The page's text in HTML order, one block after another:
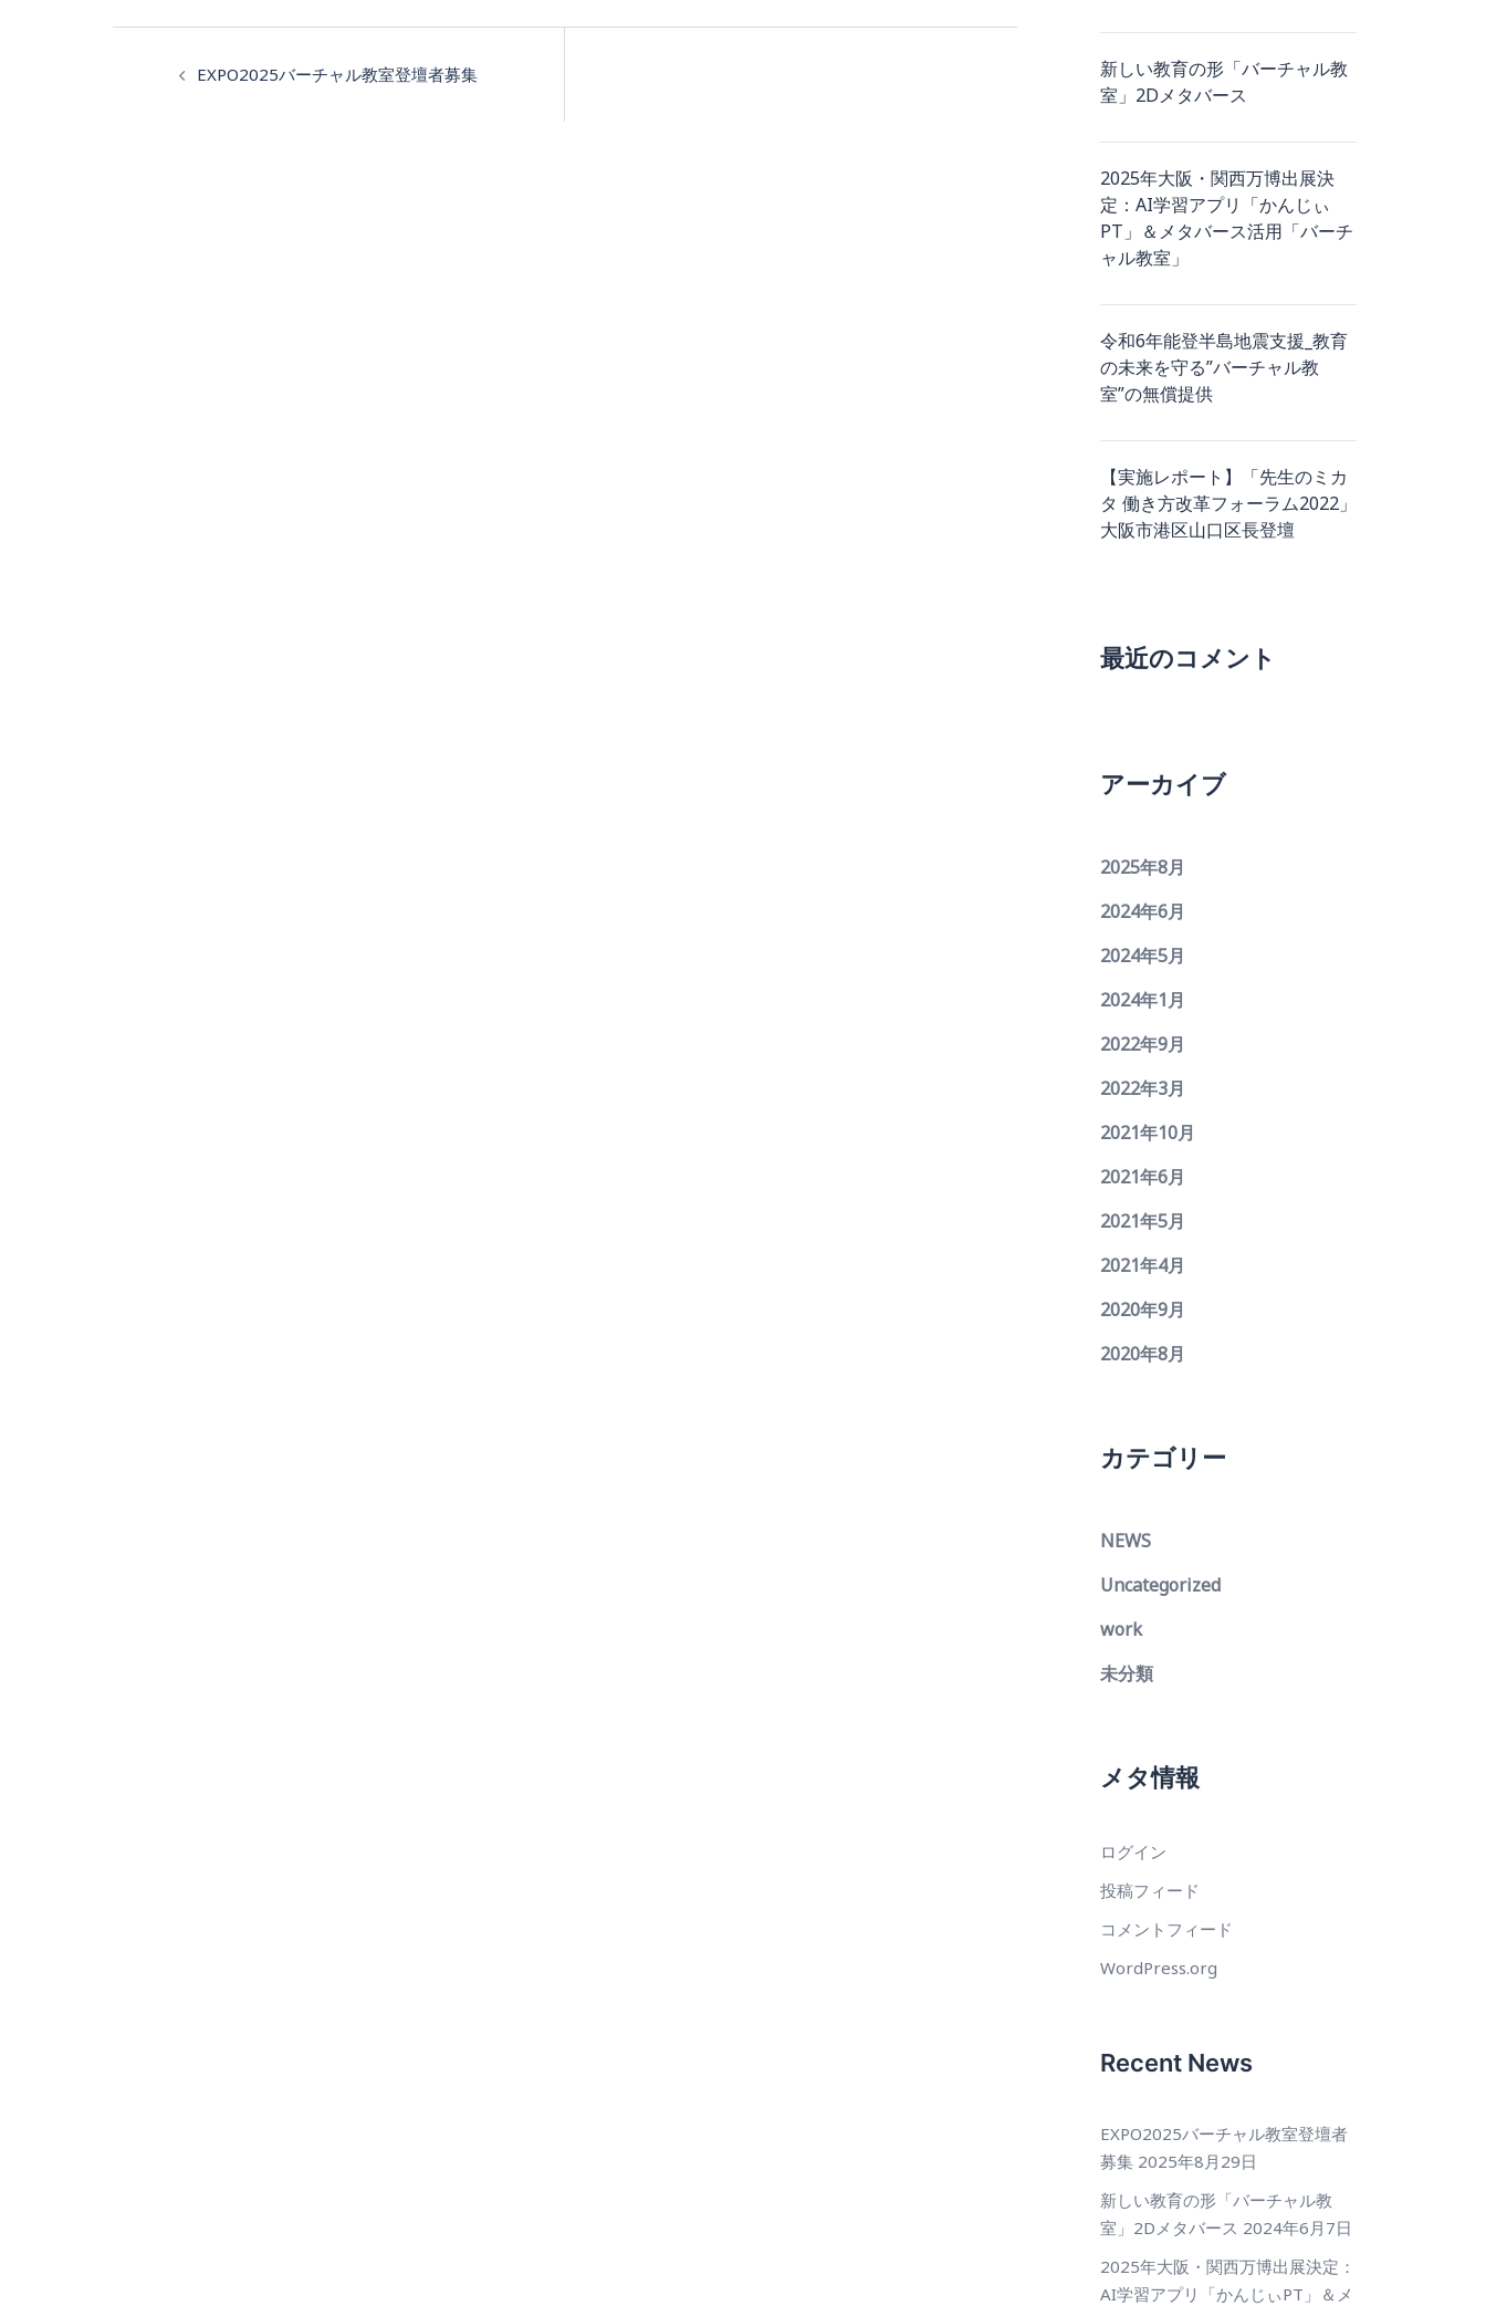
EXPO2025バーチャル教室登壇者募集
新しい教育の形「バーチャル教
室」2Dメタバース
2025年大阪・関西万博出展決
定：AI学習アプリ「かんじぃ
PT」＆メタバース活用「バーチ
ャル教室」
令和6年能登半島地震支援_教育
の未来を守る”バーチャル教
室”の無償提供
【実施レポート】「先生のミカ
タ 働き方改革フォーラム2022」
大阪市港区山口区長登壇
最近のコメント
アーカイブ
2025年8月
2024年6月
2024年5月
2024年1月
2022年9月
2022年3月
2021年10月
2021年6月
2021年5月
2021年4月
2020年9月
2020年8月
カテゴリー
NEWS
Uncategorized
work
未分類
メタ情報
ログイン
投稿フィード
コメントフィード
WordPress.org
Recent News
EXPO2025バーチャル教室登壇者
募集 2025年8月29日
新しい教育の形「バーチャル教
室」2Dメタバース 2024年6月7日
2025年大阪・関西万博出展決定：
AI学習アプリ「かんじぃPT」＆メ